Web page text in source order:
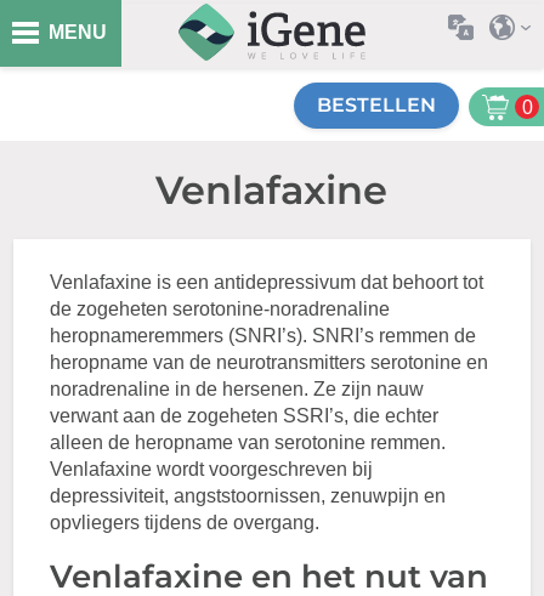
MENU
BESTELLEN 0
Venlafaxine
Venlafaxine is een antidepressivum dat behoort tot
de zogeheten serotonine-noradrenaline
heropnameremmers (SNRI’s). SNRI’s remmen de
heropname van de neurotransmitters serotonine en
noradrenaline in de hersenen. Ze zijn nauw
verwant aan de zogeheten SSRI’s, die echter
alleen de heropname van serotonine remmen.
Venlafaxine wordt voorgeschreven bij
depressiviteit, angststoornissen, zenuwpijn en
opvliegers tijdens de overgang.
Venlafaxine en het nut van